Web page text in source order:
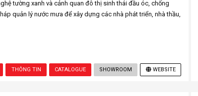
tường xanh và cảnh quan đô thị sinh thái đầu óc, chống
quản lý nước mưa để xây dựng các nhà phát triển, nhà thầu,
THÔNG TIN CATALOGUE SHOWROOM WEBSITE